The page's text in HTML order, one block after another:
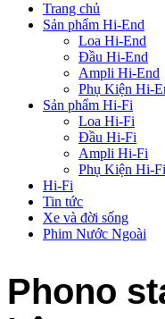
Trang chủ
Sản phẩm Hi-End
Loa Hi-End
Đầu Hi-End
Ampli Hi-End
Phụ Kiện Hi-
Sản phẩm Hi-Fi
Loa Hi-Fi
Đầu Hi-Fi
Ampli Hi-Fi
Phụ Kiện Hi-Fi
Hi-Fi
Tin tức
Xe và đời sống
Phim Nước Ngoài
Phono